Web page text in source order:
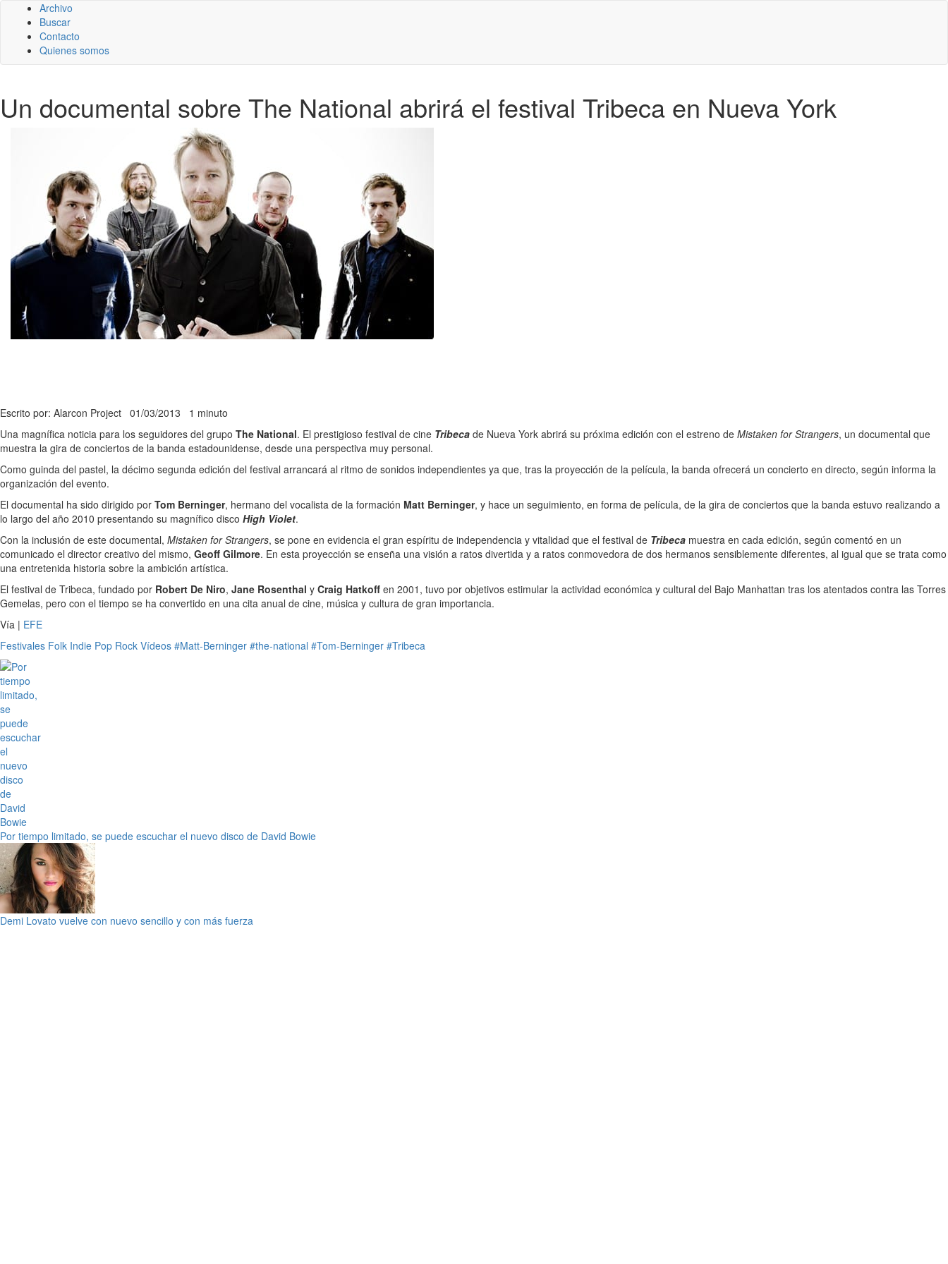
Archivo
Buscar
Contacto
Quienes somos
Un documental sobre The National abrirá el festival Tribeca en Nueva York
Escrito por: Alarcon Project 01/03/2013 1 minuto
Una magnífica noticia para los seguidores del grupo The National. El prestigioso festival de cine Tribeca de Nueva York abrirá su próxima edición con el estreno de Mistaken for Strangers, un documental que
muestra la gira de conciertos de la banda estadounidense, desde una perspectiva muy personal.
Como guinda del pastel, la décimo segunda edición del festival arrancará al ritmo de sonidos independientes ya que, tras la proyección de la película, la banda ofrecerá un concierto en directo, según informa la
organización del evento.
El documental ha sido dirigido por Tom Berninger, hermano del vocalista de la formación Matt Berninger, y hace un seguimiento, en forma de película, de la gira de conciertos que la banda estuvo realizando a
lo largo del año 2010 presentando su magnífico disco High Violet.
Con la inclusión de este documental, Mistaken for Strangers, se pone en evidencia el gran espíritu de independencia y vitalidad que el festival de Tribeca muestra en cada edición, según comentó en un
comunicado el director creativo del mismo, Geoff Gilmore. En esta proyección se enseña una visión a ratos divertida y a ratos conmovedora de dos hermanos sensiblemente diferentes, al igual que se trata como
una entretenida historia sobre la ambición artística.
El festival de Tribeca, fundado por Robert De Niro, Jane Rosenthal y Craig Hatkoff en 2001, tuvo por objetivos estimular la actividad económica y cultural del Bajo Manhattan tras los atentados contra las Torres
Gemelas, pero con el tiempo se ha convertido en una cita anual de cine, música y cultura de gran importancia.
Vía | EFE
Festivales Folk Indie Pop Rock Vídeos #Matt-Berninger #the-national #Tom-Berninger #Tribeca
Por tiempo limitado, se puede escuchar el nuevo disco de David Bowie
Demi Lovato vuelve con nuevo sencillo y con más fuerza